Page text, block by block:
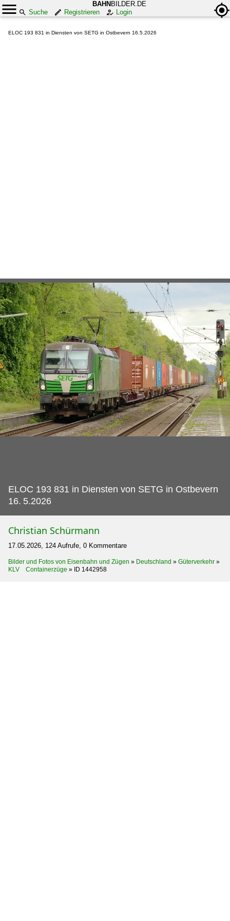
BAHN BILDER.DE
Suche
Registrieren Login
ELOC 193 831 in Diensten von SETG in Ostbevern 16.5.2026
ELOC 193 831 in Diensten von SETG in Ostbevern
16. 5.2026
Christian Schürmann
17.05.2026, 124 Aufrufe, 0 Kommentare
Bilder und Fotos von Eisenbahn und Zügen » Deutschland » Güterverkehr »
KLV Containerzüge » ID 1442958